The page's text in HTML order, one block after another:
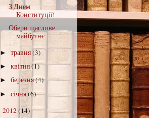
З Днем
Конституції!
Обери щасливе
майбутнє
►травня(3)
►квітня(1)
►березня(4)
►січня(6)
2012(14)